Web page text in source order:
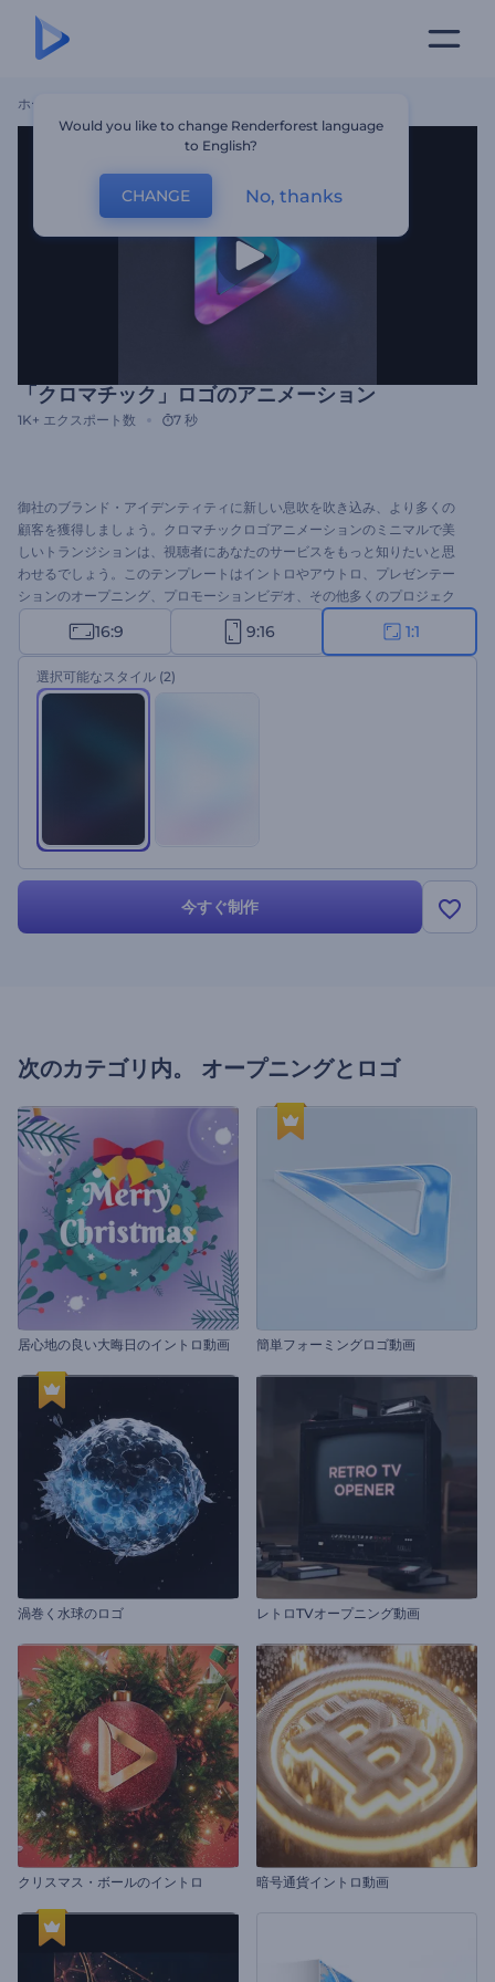
ホーム
「クロマチック」ロゴのアニメーション
1K+ エクスポート数 7 秒
御社のブランド・アイデンティティに新しい息吹を吹き込み、より多くの
顧客を獲得しましょう。クロマチックロゴアニメーションのミニマルで美
しいトランジションは、視聴者にあなたのサービスをもっと知りたいと思
わせるでしょう。このテンプレートはイントロやアウトロ、プレゼンテー
ションのオープニング、プロモーションビデオ、その他多くのプロジェク
トに最適です。少しの時間も無駄にせず、今すぐこのテンプレートを試し
てみてください。
16:9 9:16 1:1
選択可能なスタイル (2)
今すぐ制作
次のカテゴリ内。 オープニングとロゴ
居心地の良い大晦日のイントロ動画 簡単フォーミングロゴ動画
渦巻く水球のロゴ レトロTVオープニング動画
クリスマス・ボールのイントロ 暗号通貨イントロ動画
Would you like to change Renderforest language
to English?
CHANGE No, thanks